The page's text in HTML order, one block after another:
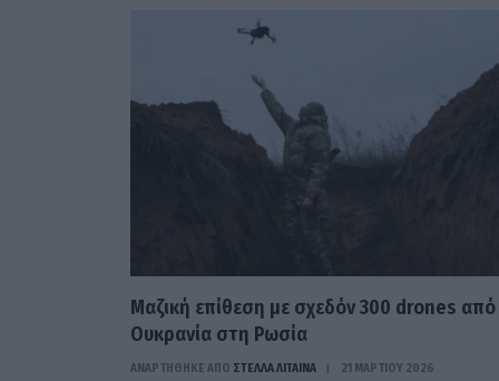
Μαζική επίθεση με σχεδόν 300 drones
Ουκρανία στη Ρωσία
ΑΝΑΡΤΗΘΗΚΕ ΑΠΟ ΣΤΈΛΛΑ ΛΊΤΑΙΝΑ 21 ΜΑΡΤΊΟΥ 2026